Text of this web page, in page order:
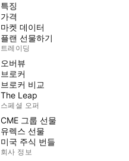
특징
가격
마켓 데이터
플랜 선물하기
트레이딩
오버뷰
브로커
브로커 비교
The Leap
스페셜 오퍼
CME 그룹 선물
유렉스 선물
미국 주식 번들
회사 정보